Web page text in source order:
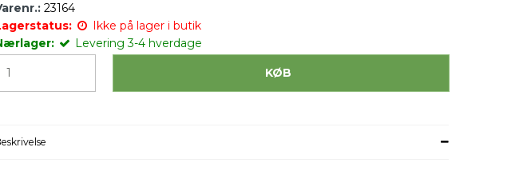
23164
Ikke på lager i butik
Levering 3-4 hverdage
KØB